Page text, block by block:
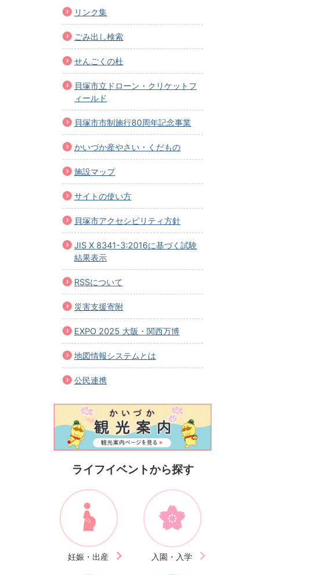
リンク集
ごみ出し検索
せんごくの杜
貝塚市立ドローン・クリケットフ
ィールド
貝塚市市制施行80周年記念事業
かいづか産やさい・くだもの
施設マップ
サイトの使い方
貝塚市アクセシビリティ方針
JIS X 8341-3:2016に基づく試験
結果表示
RSSについて
災害支援寄附
EXPO 2025 大阪・関西万博
地図情報システムとは
公民連携
ライフイベントから探す
妊娠・出産 入園・入学